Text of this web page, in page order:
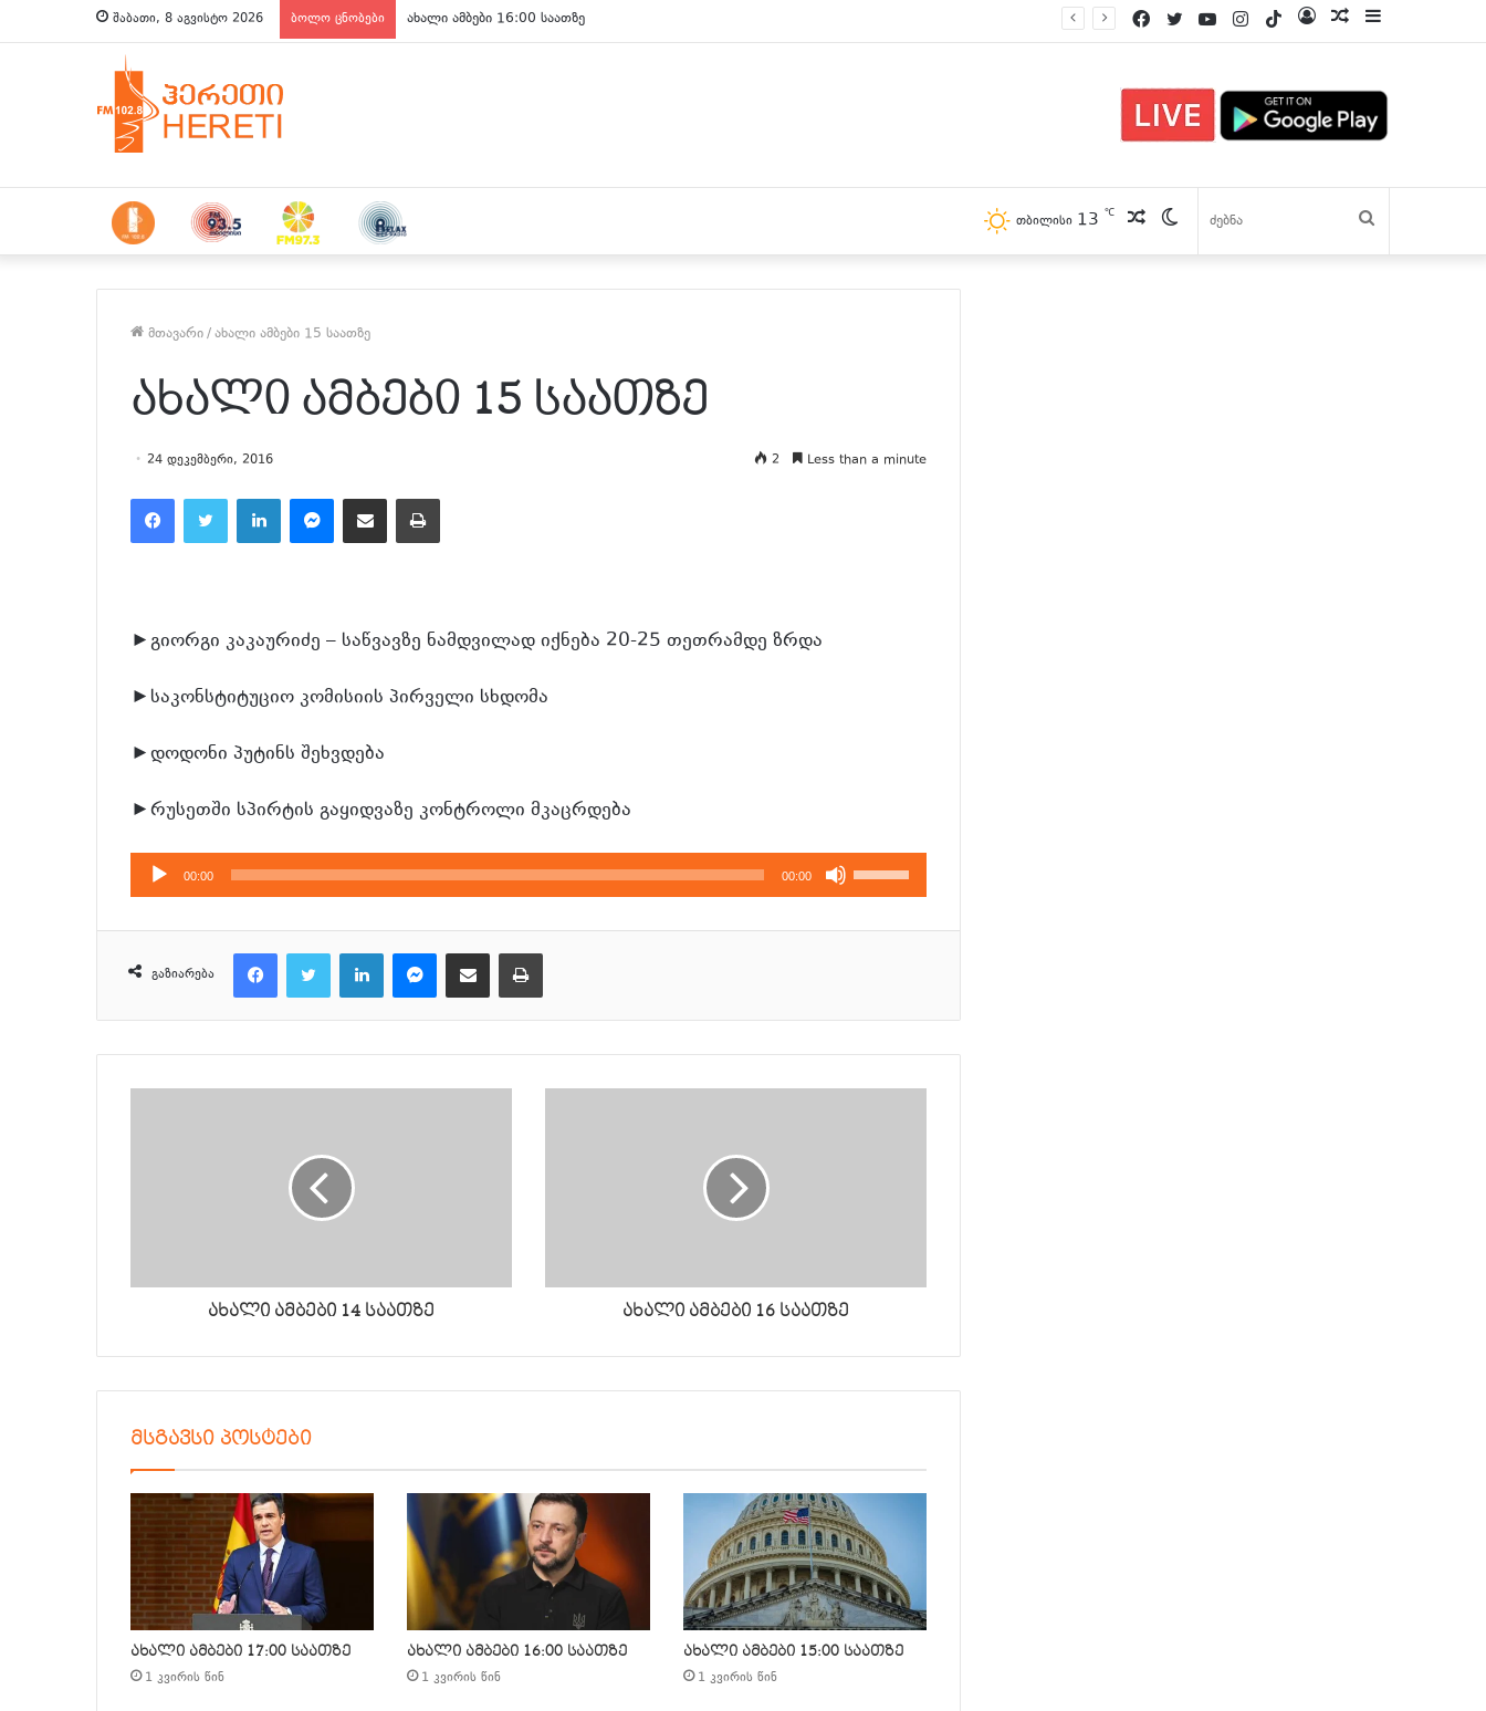
შაბათი, 8 აგვისტო 2026 ბოლო ცნობები ახალი ამბები 15:00 საათზე პოსტები
Log
TikTok
Instagram
YouTube
Twitter
Facebook
Switch
პოსტები
თბილისი 13 ℃
მთავარი/ახალი ამბები 15 საათზე
ახალი ამბები 15 საათზე
24 დეკემბერი, 2016 2 Less than a minute
►გიორგი კაკაურიძე – საწვავზე ნამდვილად იქნება 20-25 თეთრამდე ზრდა
►საკონსტიტუციო კომისიის პირველი სხდომა
►დოდონი პუტინს შეხვდება
►რუსეთში სპირტის გაყიდვაზე კონტროლი მკაცრდება
აუდიო
დამკვრელი
00:00 00:00
გამოიყენეთ
კლავჲშები
გაზიარება
ახალი ამბები 14 საათზე ახალი ამბები 16 საათზე
მსგავსი პოსტები
ახალი ამბები 17:00 საათზე
1 კვირის წინ
ახალი ამბები 16:00 საათზე
1 კვირის წინ
ახალი ამბები 15:00 საათზე
1 კვირის წინ